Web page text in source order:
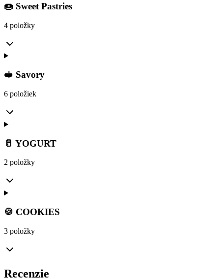
🍩 Sweet Pastries
4 položky
🥪 Savory
6 položiek
🥛 YOGURT
2 položky
🍪 COOKIES
3 položky
Recenzie